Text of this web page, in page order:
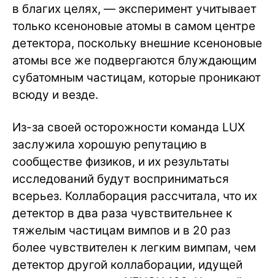
в благих целях, — эксперимент учитывает
только ксеноновые атомы в самом центре
детектора, поскольку внешние ксеноновые
атомы все же подвергаются блуждающим
субатомным частицам, которые проникают
всюду и везде.
Из-за своей осторожности команда LUX
заслужила хорошую репутацию в
сообществе физиков, и их результаты
исследований будут восприниматься
всерьез. Коллаборация рассчитала, что их
детектор в два раза чувствительнее к
тяжелым частицам вимпов и в 20 раз
более чувствителен к легким вимпам, чем
детектор другой коллаборации, идущей